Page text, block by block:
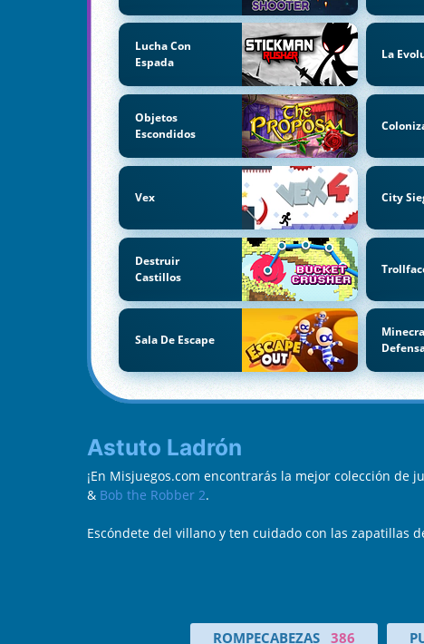
Lucha Con
Espada
La
Objetos
Escondidos
Vex City
Destruir
Castillos
Sala De Escape
Astuto Ladrón
¡En Misjuegos.com encontrarás la mejor colección de
& Bob the Robber 2.
Escóndete del villano y ten cuidado con las zapatillas
ROMPECABEZAS 386